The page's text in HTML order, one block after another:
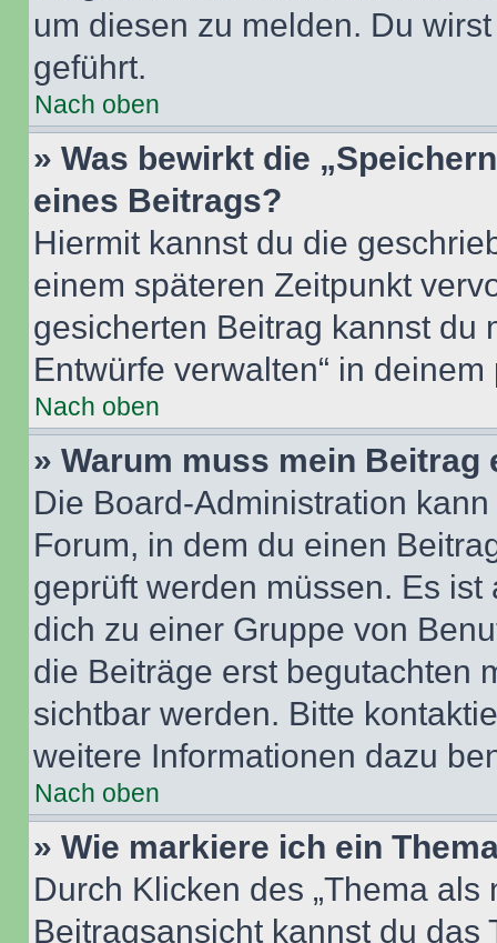
um diesen zu melden. Du
geführt.
Nach oben
» Was bewirkt die
eines Beitrags?
Hiermit kannst du die
einem späteren Zeitpunkt
gesicherten Beitrag kannst du
Entwürfe verwalten“ in
Nach oben
» Warum muss mein
Die Board-Administration
Forum, in dem du einen
geprüft werden müssen. Es
dich zu einer Gruppe von
die Beiträge erst begutachten
sichtbar werden. Bitte
weitere Informationen dazu
Nach oben
» Wie markiere ich ein
Durch Klicken des „Thema
Beitragsansicht kannst du